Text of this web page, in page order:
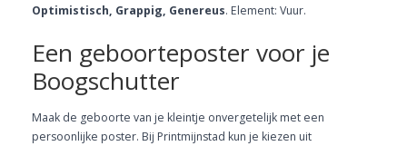
Optimistisch, Grappig, Genereus. Element: Vuur.
Een geboorteposter voor je
Boogschutter
Maak de geboorte van je kleintje onvergetelijk met een
persoonlijke poster. Bij Printmijnstad kun je kiezen uit